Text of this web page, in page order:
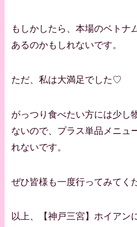
もしかしたら、本場のベトナ
あるのかもしれないです。
ただ、私は大満足でした♡
がっつり食べたい方には少し
ないので、プラス単品メニュ
れないです。
ぜひ皆様も一度行ってみてく
以上、【神戸三宮】ホイアン